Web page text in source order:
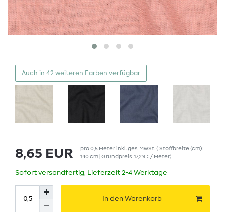
Auch in 42 weiteren Farben verfügbar
8,65 EUR pro0,5 Meterinkl. ges. MwSt. ( Stoffbreite (cm):
140 cm | Grundpreis 17,29 € / Meter)
Sofort versandfertig, Lieferzeit 2-4 Werktage
In den Warenkorb